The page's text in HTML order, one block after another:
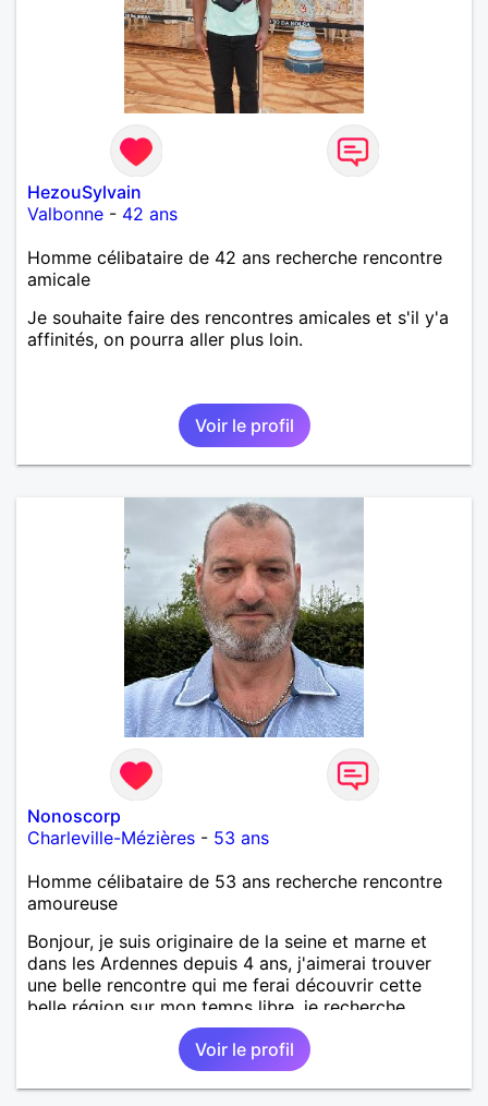
HezouSylvain
Valbonne - 42 ans
Homme célibataire de 42 ans recherche rencontre
amicale
Je souhaite faire des rencontres amicales et s'il y'a
affinités, on pourra aller plus loin.
Voir le profil
Nonoscorp
Charleville-Mézières - 53 ans
Homme célibataire de 53 ans recherche rencontre
amoureuse
Bonjour, je suis originaire de la seine et marne et
dans les Ardennes depuis 4 ans, j'aimerai trouver
une belle rencontre qui me ferai découvrir cette
belle région sur mon temps libre, je recherche
quelqu'un de simple et sincère, une bonne
complicité et de la bonne humeur me ravirait.. alors
si l'envie de me découvrir vous en dit, je vous dis à
bientôt.
Voir le profil